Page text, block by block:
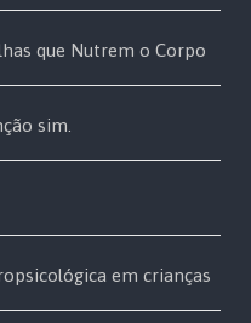
que Nutrem o Corpo
sim.
em crianças